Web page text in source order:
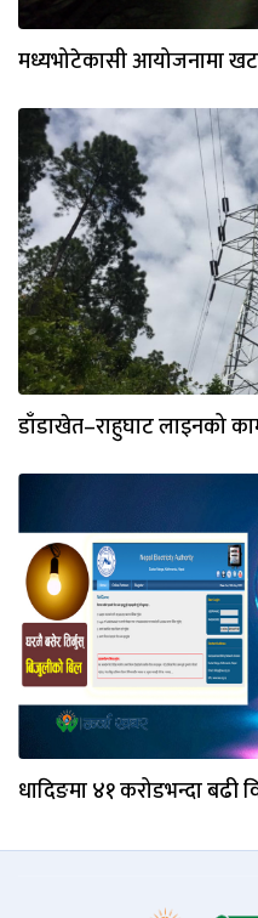
मध्यभोटेकासी आयोजनामा
डाँडाखेत–राहुघाट लाइनको
धादिङमा ४१ करोडभन्दा बढी